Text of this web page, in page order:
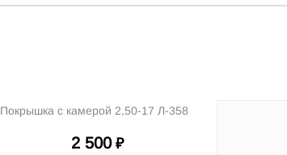
Покрышка с камерой 2,50-17 Л-358
2 500 ₽